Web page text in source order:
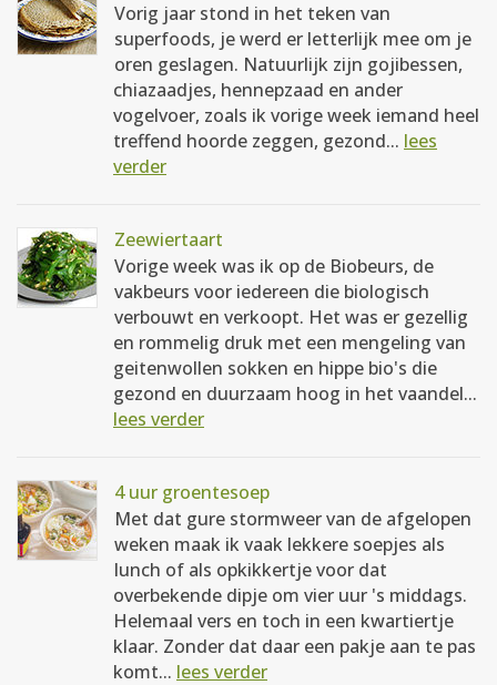
Vorig jaar stond in het teken van
superfoods, je werd er letterlijk mee om je
oren geslagen. Natuurlijk zijn gojibessen,
chiazaadjes, hennepzaad en ander
vogelvoer, zoals ik vorige week iemand heel
treffend hoorde zeggen, gezond... lees
verder
Zeewiertaart
Vorige week was ik op de Biobeurs, de
vakbeurs voor iedereen die biologisch
verbouwt en verkoopt. Het was er gezellig
en rommelig druk met een mengeling van
geitenwollen sokken en hippe bio's die
gezond en duurzaam hoog in het vaandel...
lees verder
4 uur groentesoep
Met dat gure stormweer van de afgelopen
weken maak ik vaak lekkere soepjes als
lunch of als opkikkertje voor dat
overbekende dipje om vier uur 's middags.
Helemaal vers en toch in een kwartiertje
klaar. Zonder dat daar een pakje aan te pas
komt... lees verder